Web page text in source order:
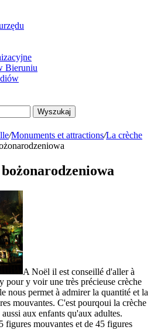
Bieruniu
Wyszukaj
/Monuments et attractions/La crèche
A Noël il est conseillé d'aller à
pour y voir une très précieuse crèche
nous permet à admirer la quantité et la
mouvantes. C'est pourqoui la crèche
aux enfants qu'aux adultes.
figures mouvantes et de 45 figures